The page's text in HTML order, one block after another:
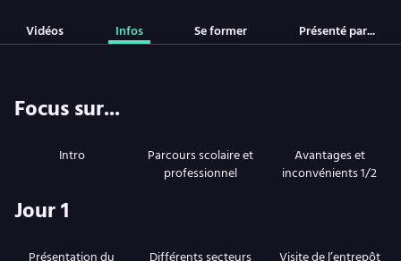
Vidéos Infos Se former Présenté par...
Focus sur...
Intro
Parcours scolaire et
professionnel
Avantages et
inconvénients 1/2
Jour 1